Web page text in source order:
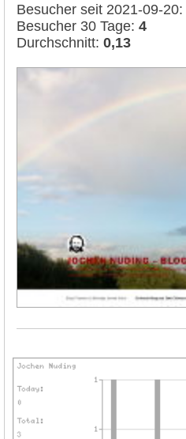
Besucher seit 2021-09-20:
Besucher 30 Tage: 4
Durchschnitt: 0,13